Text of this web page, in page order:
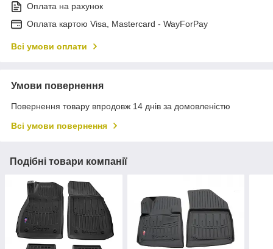
Оплата на рахунок
Оплата картою Visa, Mastercard - WayForPay
Всі умови оплати
Умови повернення
Повернення товару впродовж 14 днів за домовленістю
Всі умови повернення
Подібні товари компанії